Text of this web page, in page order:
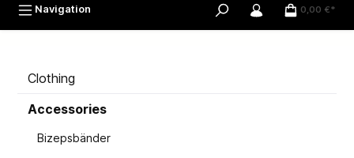
Navigation 0,00 €*
Clothing
Accessories
Bizepsbänder